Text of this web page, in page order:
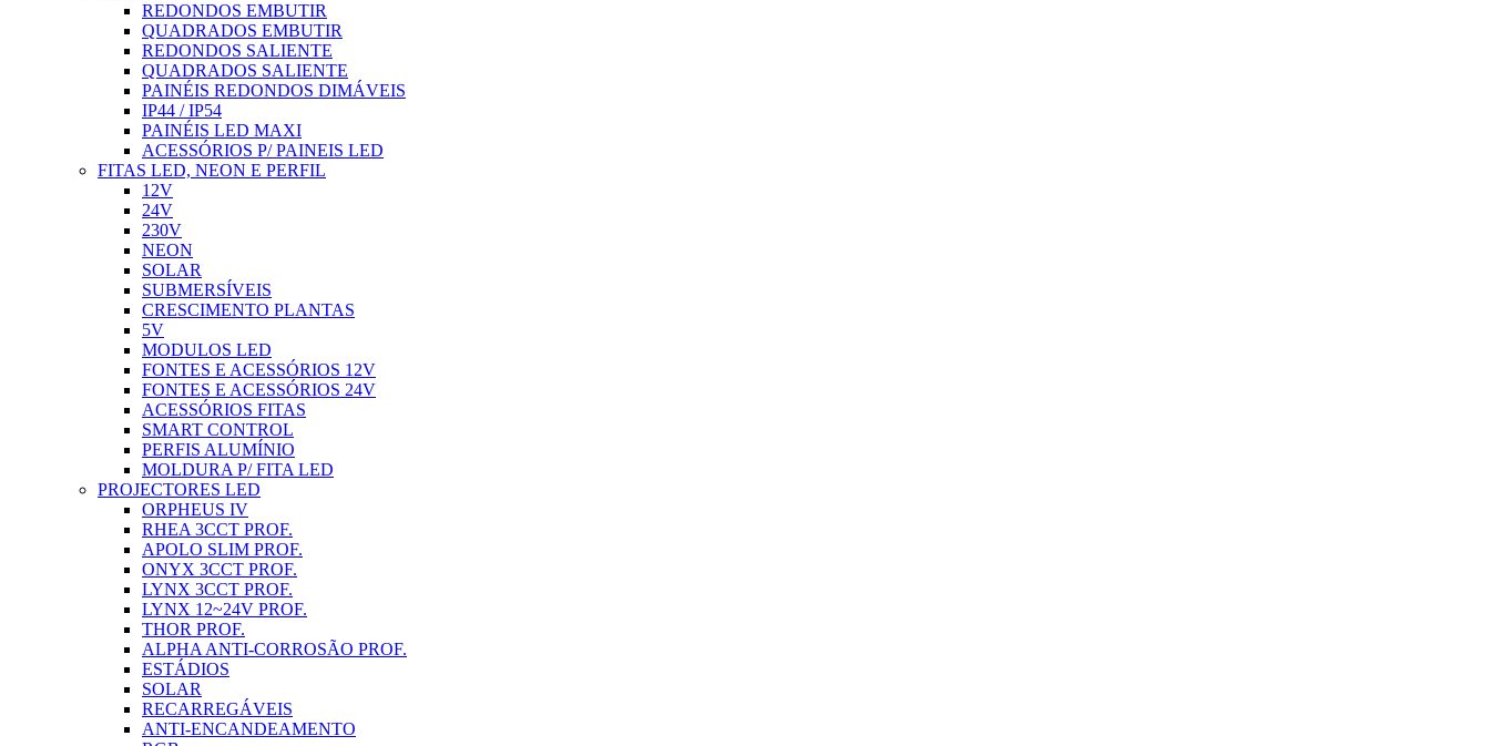
REDONDOS EMBUTIR
QUADRADOS EMBUTIR
REDONDOS SALIENTE
QUADRADOS SALIENTE
PAINÉIS REDONDOS DIMÁVEIS
IP44 / IP54
PAINÉIS LED MAXI
ACESSÓRIOS P/ PAINEIS LED
FITAS LED, NEON E PERFIL
12V
24V
230V
NEON
SOLAR
SUBMERSÍVEIS
CRESCIMENTO PLANTAS
5V
MODULOS LED
FONTES E ACESSÓRIOS 12V
FONTES E ACESSÓRIOS 24V
ACESSÓRIOS FITAS
SMART CONTROL
PERFIS ALUMÍNIO
MOLDURA P/ FITA LED
PROJECTORES LED
ORPHEUS IV
RHEA 3CCT PROF.
APOLO SLIM PROF.
ONYX 3CCT PROF.
LYNX 3CCT PROF.
LYNX 12~24V PROF.
THOR PROF.
ALPHA ANTI-CORROSÃO PROF.
ESTÁDIOS
SOLAR
RECARREGÁVEIS
ANTI-ENCANDEAMENTO